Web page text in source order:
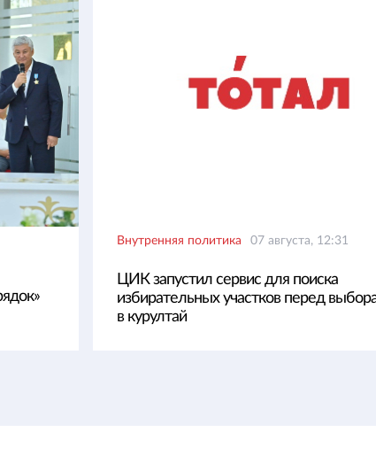
Внутренняя политика 07 августа, 12:31
ЦИК запустил сервис для поиска
избирательных участков перед
в курултай